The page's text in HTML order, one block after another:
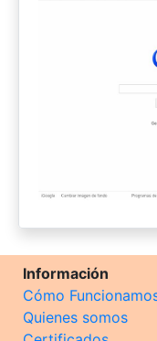
Información
Cómo
Quienes somos